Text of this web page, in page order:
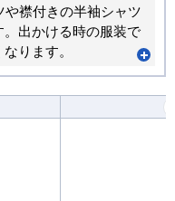
や襟付きの半袖シャツ
出かける時の服装で
ります。